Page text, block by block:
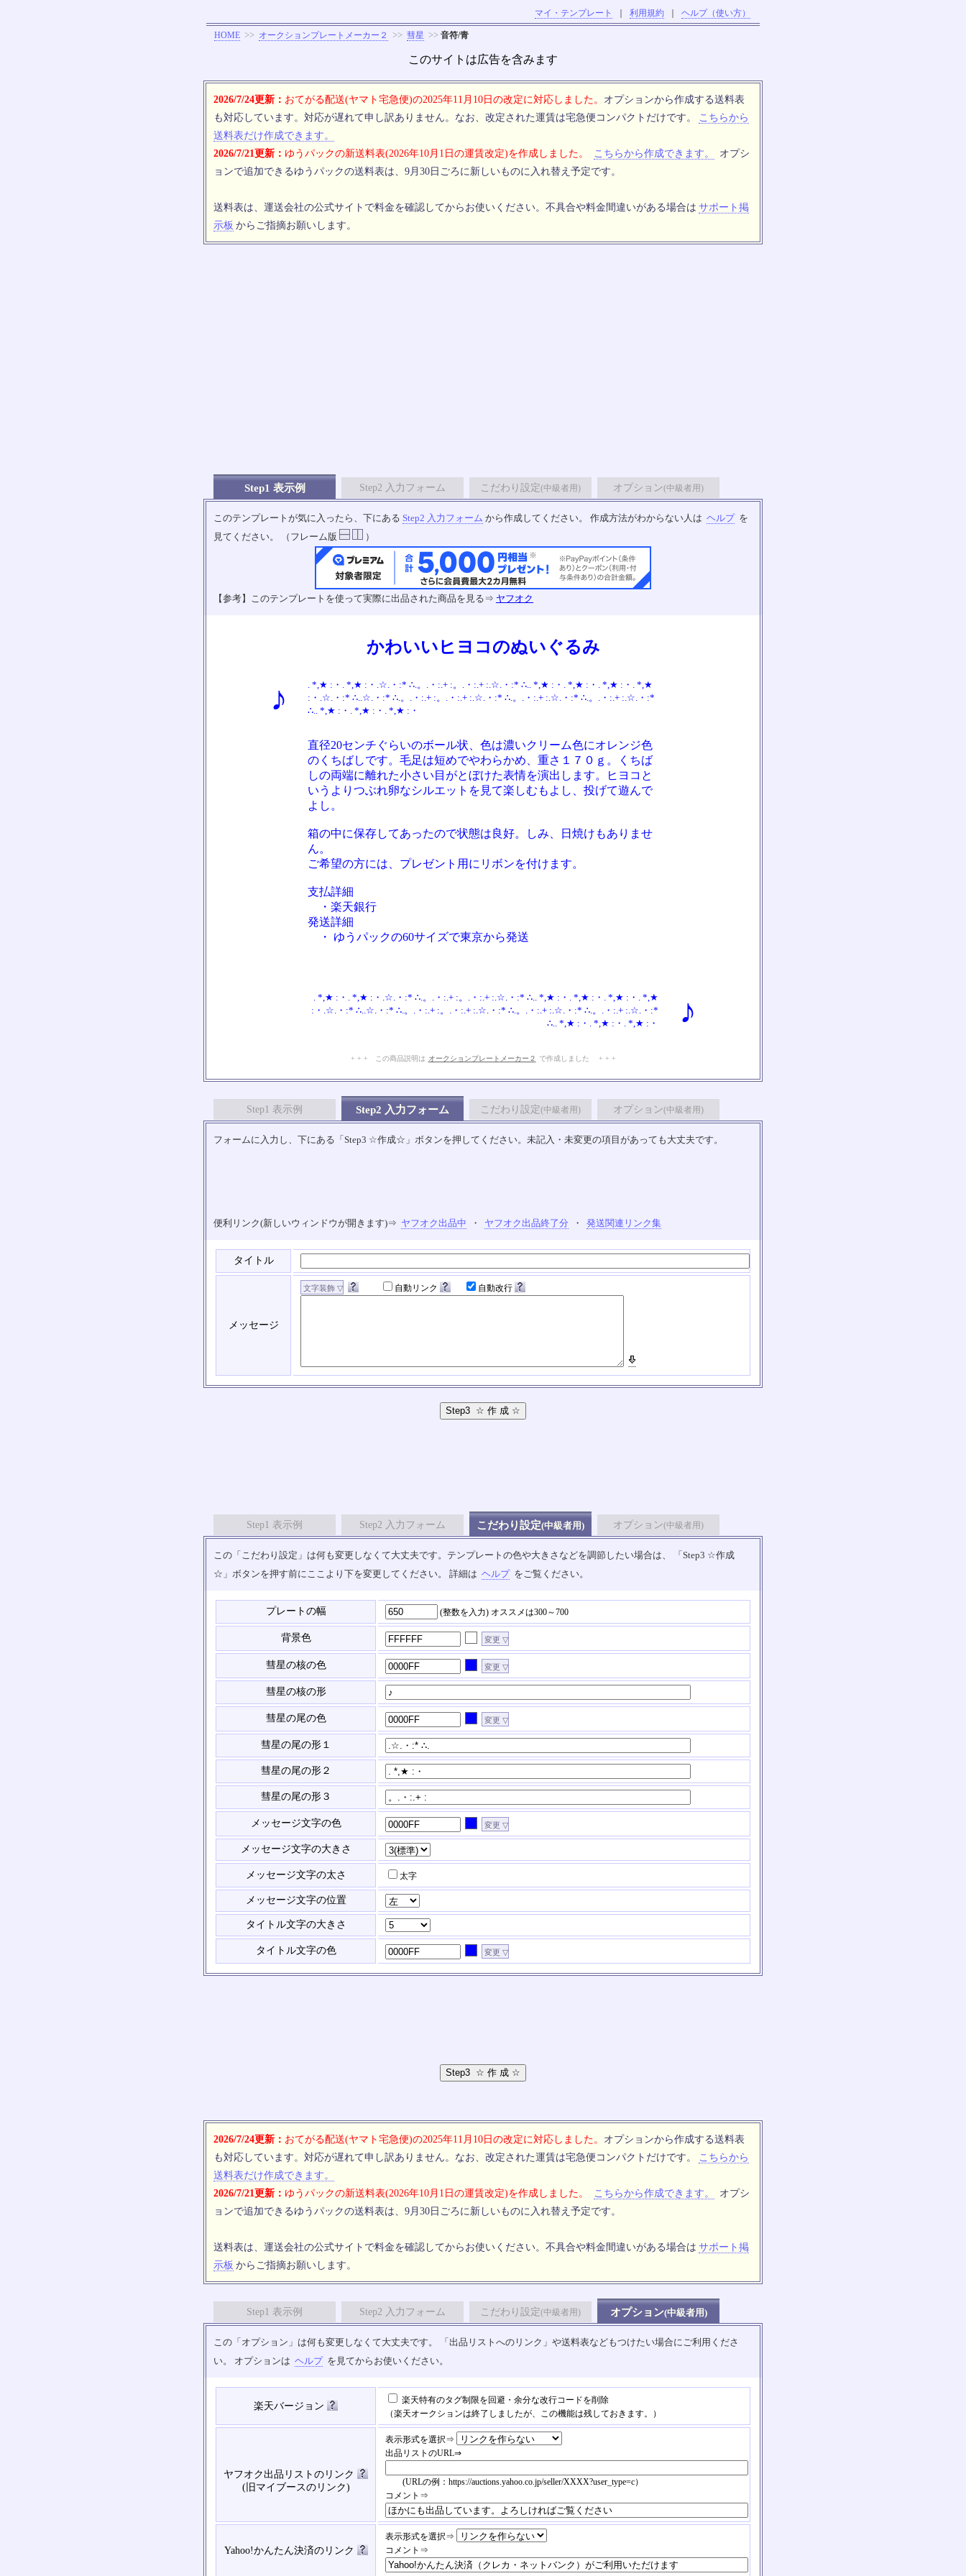
マイ・テンプレート 利用規約 ヘルプ（使い方）
HOME >> オークションプレートメーカー２ >> 彗星 >> 音符/青
このサイトは広告を含みます
2026/7/24更新： おてがる配送(ヤマト宅急便)の2025年11月10日の改定に対応しました。 オプションから作成する送料表
も対応しています。対応が遅れて申し訳ありません。なお、改定された運賃は宅急便コンパクトだけです。
こちらから
送料表だけ作成できます。
2026/7/21更新： ゆうパックの新送料表(2026年10月1日の運賃改定)を作成しました。 こちらから作成できます。
オプシ
ョンで追加できるゆうパックの送料表は、9月30日ごろに新しいものに入れ替え予定です。
送料表は、運送会社の公式サイトで料金を確認してからお使いください。不具合や料金間違いがある場合は サポート掲
示板 からご指摘お願いします。
Step1 表示例 Step2 入力フォーム こだわり設定(中級者用) オプション(中級者用)
このテンプレートが気に入ったら、下にある Step2 入力フォーム から作成してください。 作成方法がわからない人は ヘルプ を
見てください。 （フレーム版
）
【参考】このテンプレートを使って実際に出品された商品を見る⇒ ヤフオク
かわいいヒヨコのぬいぐるみ
♪
. *,★ :・. *,★ :・.☆.・:* ∴.。.・:.+ :。.・:.+ :.☆.・:* ∴.. *,★ :・. *,★ :・. *,★ :・. *,★
:・.☆.・:* ∴..☆.・:* ∴.。.・:.+ :。.・:.+ :.☆.・:* ∴.。.・:.+ :.☆.・:* ∴.。.・:.+ :.☆.・:*
∴.. *,★ :・. *,★ :・. *,★ :・
直径20センチぐらいのボール状、色は濃いクリーム色にオレンジ色
のくちばしです。毛足は短めでやわらかめ、重さ１７０ｇ。くちば
しの両端に離れた小さい目がとぼけた表情を演出します。ヒヨコと
いうよりつぶれ卵なシルエットを見て楽しむもよし、投げて遊んで
よし。
箱の中に保存してあったので状態は良好。しみ、日焼けもありませ
ん。
ご希望の方には、プレゼント用にリボンを付けます。
支払詳細
・楽天銀行
発送詳細
・ ゆうパックの60サイズで東京から発送
. *,★ :・. *,★ :・.☆.・:* ∴.。.・:.+ :。.・:.+ :.☆.・:* ∴.. *,★ :・. *,★ :・. *,★ :・. *,★
:・.☆.・:* ∴..☆.・:* ∴.。.・:.+ :。.・:.+ :.☆.・:* ∴.。.・:.+ :.☆.・:* ∴.。.・:.+ :.☆.・:*
∴.. *,★ :・. *,★ :・. *,★ :・
♪
+ + + この商品説明は オークションプレートメーカー２ で作成しました + + +
Step1 表示例 Step2 入力フォーム こだわり設定(中級者用) オプション(中級者用)
フォームに入力し、下にある「Step3 ☆作成☆」ボタンを押してください。未記入・未変更の項目があっても大丈夫です。
便利リンク(新しいウィンドウが開きます)⇒ ヤフオク出品中 ・ ヤフオク出品終了分 ・ 発送関連リンク集
タイトル
メッセージ
自動リンク 自動改行
Step1 表示例 Step2 入力フォーム こだわり設定(中級者用) オプション(中級者用)
この「こだわり設定」は何も変更しなくて大丈夫です。テンプレートの色や大きさなどを調節したい場合は、 「Step3 ☆作成
☆」ボタンを押す前にここより下を変更してください。 詳細は ヘルプ をご覧ください。
プレートの幅 (整数を入力) オススメは300～700
背景色
彗星の核の色
彗星の核の形
彗星の尾の色
彗星の尾の形１
彗星の尾の形２
彗星の尾の形３
メッセージ文字の色
メッセージ文字の大きさ
メッセージ文字の太さ 太字
メッセージ文字の位置
タイトル文字の大きさ
タイトル文字の色
2026/7/24更新： おてがる配送(ヤマト宅急便)の2025年11月10日の改定に対応しました。 オプションから作成する送料表
も対応しています。対応が遅れて申し訳ありません。なお、改定された運賃は宅急便コンパクトだけです。
こちらから
送料表だけ作成できます。
2026/7/21更新： ゆうパックの新送料表(2026年10月1日の運賃改定)を作成しました。 こちらから作成できます。
オプシ
ョンで追加できるゆうパックの送料表は、9月30日ごろに新しいものに入れ替え予定です。
送料表は、運送会社の公式サイトで料金を確認してからお使いください。不具合や料金間違いがある場合は サポート掲
示板 からご指摘お願いします。
Step1 表示例 Step2 入力フォーム こだわり設定(中級者用) オプション(中級者用)
この「オプション」は何も変更しなくて大丈夫です。 「出品リストへのリンク」や送料表などもつけたい場合にご利用くださ
い。 オプションは ヘルプ を見てからお使いください。
楽天バージョン
楽天特有のタグ制限を回避・余分な改行コードを削除
（楽天オークションは終了しましたが、この機能は残しておきます。）
ヤフオク出品リストのリンク
(旧マイブースのリンク)
表示形式を選択⇒
出品リストのURL⇒
(URLの例：https://auctions.yahoo.co.jp/seller/XXXX?user_type=c）
コメント⇒
Yahoo!かんたん決済のリンク
表示形式を選択⇒
コメント⇒